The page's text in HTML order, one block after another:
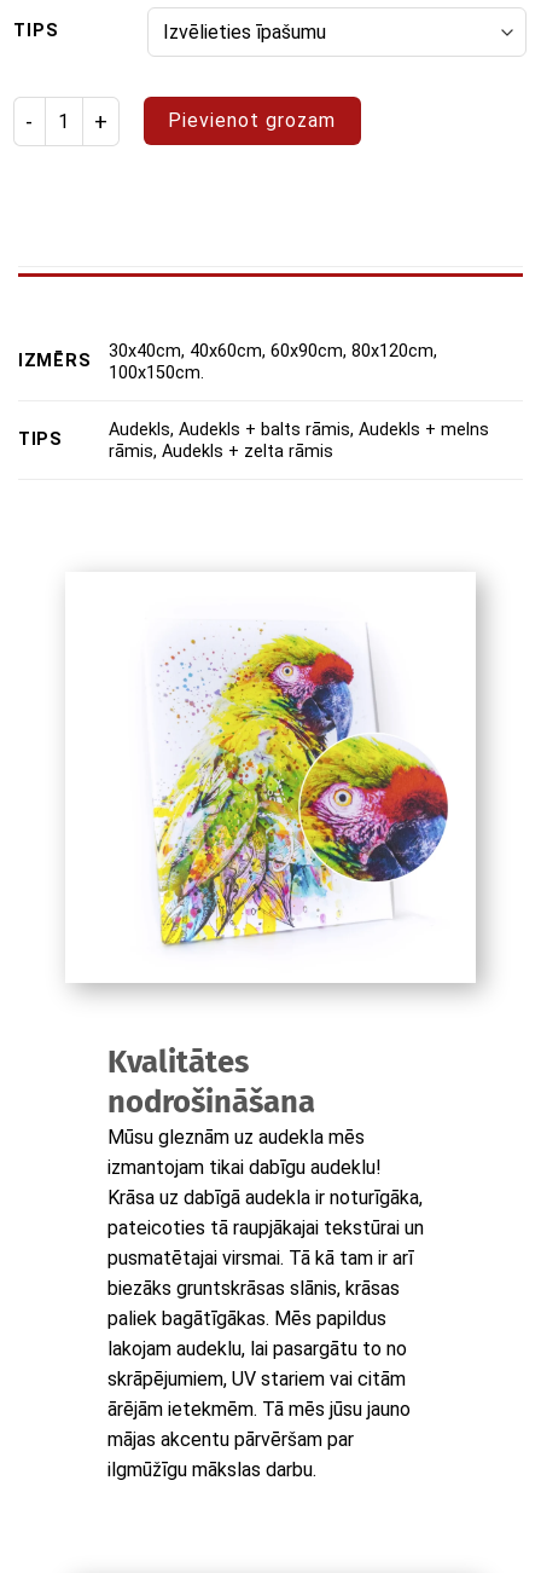
TIPS
Izstrādājuma daudzums: gleznošanas komplekts "Vibrant
Pievienot grozam
IZMĒRS
30x40cm, 40x60cm, 60x90cm, 80x120cm,
100x150cm.
TIPS
Audekls, Audekls + balts rāmis, Audekls + melns
rāmis, Audekls + zelta rāmis
Kvalitātes
nodrošināšana
Mūsu gleznām uz audekla mēs
izmantojam tikai dabīgu audeklu!
Krāsa uz dabīgā audekla ir noturīgāka,
pateicoties tā raupjākajai tekstūrai un
pusmatētajai virsmai. Tā kā tam ir arī
biezāks gruntskrāsas slānis, krāsas
paliek bagātīgākas. Mēs papildus
lakojam audeklu, lai pasargātu to no
skrāpējumiem, UV stariem vai citām
ārējām ietekmēm. Tā mēs jūsu jauno
mājas akcentu pārvēršam par
ilgmūžīgu mākslas darbu.